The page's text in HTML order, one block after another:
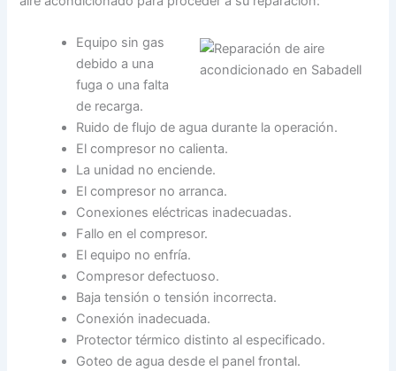
Equipo sin gas
debido a una
fuga o una falta
de recarga.
Ruido de flujo de agua durante la operación.
El compresor no calienta.
La unidad no enciende.
El compresor no arranca.
Conexiones eléctricas inadecuadas.
Fallo en el compresor.
El equipo no enfría.
Compresor defectuoso.
Baja tensión o tensión incorrecta.
Conexión inadecuada.
Protector térmico distinto al especificado.
Goteo de agua desde el panel frontal.